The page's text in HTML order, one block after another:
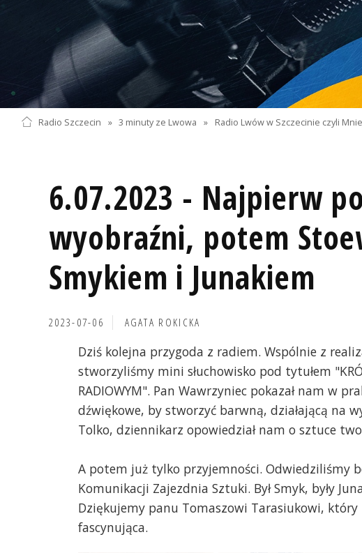
Radio Szczecin » 3 minuty ze Lwowa » Radio Lwów w Szczecinie czyli
6.07.2023 - Najpierw
wyobraźni, potem
Smykiem i Junakiem
2023-07-06 AGATA ROKICKA
Dziś kolejna przygoda z radiem. Wspólnie z
stworzyliśmy mini słuchowisko pod tytułem
RADIOWYM". Pan Wawrzyniec pokazał nam w
dźwiękowe, by stworzyć barwną, działającą na
Tolko, dziennikarz opowiedział nam o sztuce
A potem już tylko przyjemności. Odwiedziliśmy
Komunikacji Zajezdnia Sztuki. Był Smyk, były
Dziękujemy panu Tomaszowi Tarasiukowi,
fascynująca.